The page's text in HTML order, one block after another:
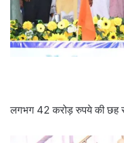
लगभग 42 करोड़ रुपये की छह